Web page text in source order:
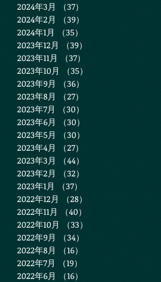
2024年3月
（37）
2024年2月
（39）
2024年1月
（35）
2023年12月
（39）
2023年11月
（37）
2023年10月
（35）
2023年9月
（36）
2023年8月
（27）
2023年7月
（30）
2023年6月
（30）
2023年5月
（30）
2023年4月
（27）
2023年3月
（44）
2023年2月
（32）
2023年1月
（37）
2022年12月
（28）
2022年11月
（40）
2022年10月
（33）
2022年9月
（34）
2022年8月
（16）
2022年7月
（19）
2022年6月
（16）